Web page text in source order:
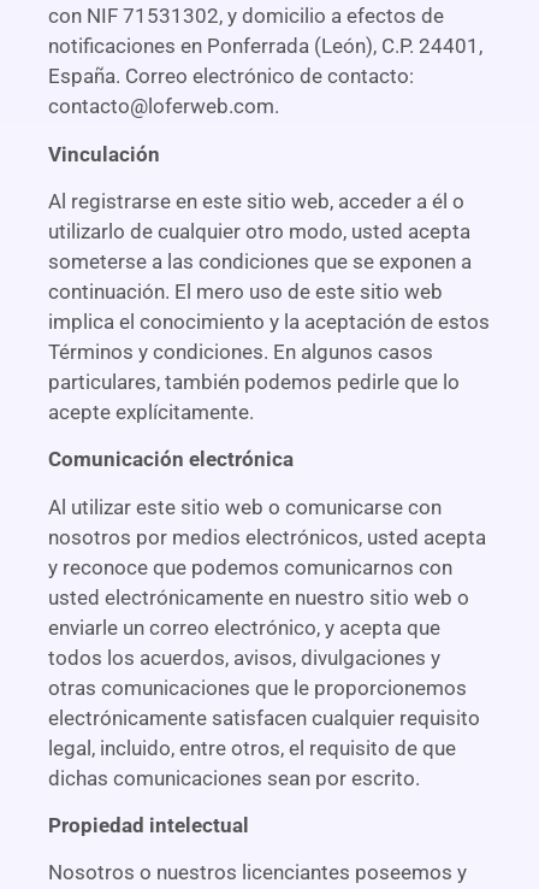
con NIF 71531302, y domicilio a efectos de
notificaciones en Ponferrada (León), C.P. 24401,
España. Correo electrónico de contacto:
contacto@loferweb.com.
Vinculación
Al registrarse en este sitio web, acceder a él o
utilizarlo de cualquier otro modo, usted acepta
someterse a las condiciones que se exponen a
continuación. El mero uso de este sitio web
implica el conocimiento y la aceptación de estos
Términos y condiciones. En algunos casos
particulares, también podemos pedirle que lo
acepte explícitamente.
Comunicación electrónica
Al utilizar este sitio web o comunicarse con
nosotros por medios electrónicos, usted acepta
y reconoce que podemos comunicarnos con
usted electrónicamente en nuestro sitio web o
enviarle un correo electrónico, y acepta que
todos los acuerdos, avisos, divulgaciones y
otras comunicaciones que le proporcionemos
electrónicamente satisfacen cualquier requisito
legal, incluido, entre otros, el requisito de que
dichas comunicaciones sean por escrito.
Propiedad intelectual
Nosotros o nuestros licenciantes poseemos y